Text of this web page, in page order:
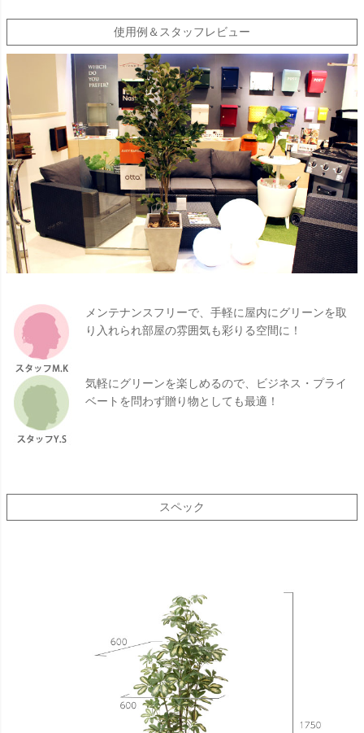
使用例＆スタッフレビュー
メンテナンスフリーで、手軽に屋内にグリーンを取
り入れられ部屋の雰囲気も彩りる空間に！
気軽にグリーンを楽しめるので、ビジネス・プライ
ベートを問わず贈り物としても最適！
スペック